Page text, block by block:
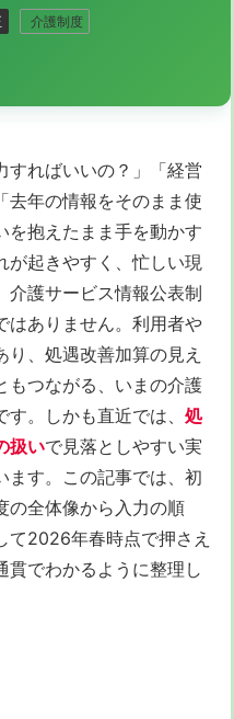
介護制度
すればいいの？」「経営
去年の情報をそのまま使
を抱えたまま手を動かす
が起きやすく、忙しい現
介護サービス情報公表制
はありません。利用者や
り、処遇改善加算の見え
もつながる、いまの介護
。しかも直近では、 処
扱いで見落としやすい実
ます。この記事では、初
の全体像から入力の順
て2026年春時点で押さえ
貫でわかるように整理し